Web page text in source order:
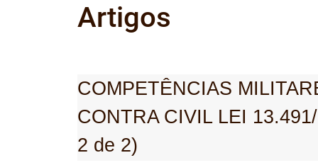
Artigos
COMPETÊNCIAS
CONTRA CIVIL LEI
2 de 2)